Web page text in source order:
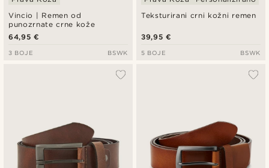
Vincio | Remen od
punozrnate crne kože
64,95 €
3 BOJE BSWK
Teksturirani crni kožni remen
39,95 €
5 BOJE BSWK